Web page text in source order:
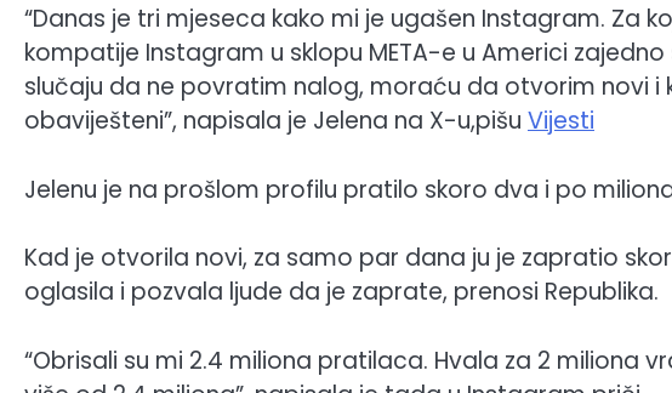
“Danas je tri mjeseca kako mi je ugašen Instagram. Za
kompatije Instagram u sklopu META-e u Americi
slučaju da ne povratim nalog, moraću da otvorim novi i
obaviješteni”, napisala je Jelena na X-u,pišu Vijesti
Jelenu je na prošlom profilu pratilo skoro dva i po
Kad je otvorila novi, za samo par dana ju je zapratio
oglasila i pozvala ljude da je zaprate, prenosi Republika.
“Obrisali su mi 2.4 miliona pratilaca. Hvala za 2 miliona